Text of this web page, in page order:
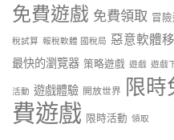
免費遊戲 免費領取 冒
稅試算 報稅軟體 國稅局 惡意軟體
最快的瀏覽器 策略遊戲 遊戲 遊戲
活動 遊戲體驗 開放世界 限時
費遊戲 限時活動 領取